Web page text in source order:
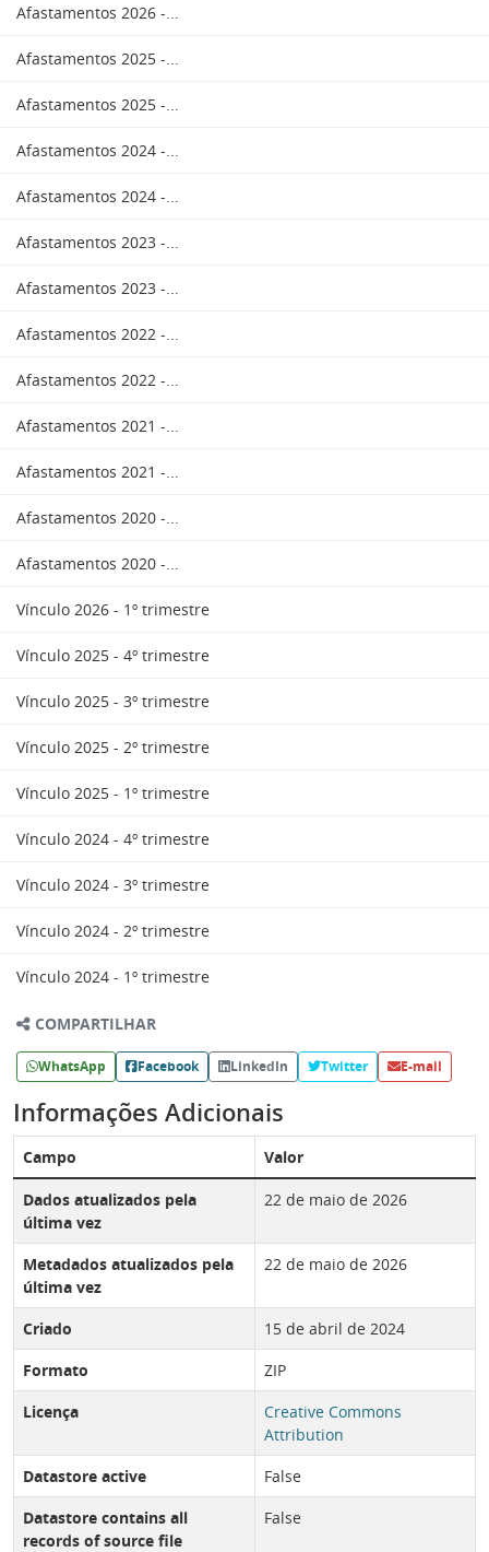
Afastamentos 2026 -...
Afastamentos 2025 -...
Afastamentos 2025 -...
Afastamentos 2024 -...
Afastamentos 2024 -...
Afastamentos 2023 -...
Afastamentos 2023 -...
Afastamentos 2022 -...
Afastamentos 2022 -...
Afastamentos 2021 -...
Afastamentos 2021 -...
Afastamentos 2020 -...
Afastamentos 2020 -...
Vínculo 2026 - 1º trimestre
Vínculo 2025 - 4º trimestre
Vínculo 2025 - 3º trimestre
Vínculo 2025 - 2º trimestre
Vínculo 2025 - 1º trimestre
Vínculo 2024 - 4º trimestre
Vínculo 2024 - 3º trimestre
Vínculo 2024 - 2º trimestre
Vínculo 2024 - 1º trimestre
COMPARTILHAR
WhatsApp Facebook LinkedIn Twitter E-mail
Informações Adicionais
Campo Valor
Dados atualizados pela
última vez
22 de maio de 2026
Metadados atualizados pela
última vez
22 de maio de 2026
Criado
15 de abril de 2024
Formato
ZIP
Licença
Creative Commons
Attribution
Datastore active
False
Datastore contains all
records of source file
False